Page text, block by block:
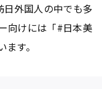
外国人の中でも多
向けには「#日本美
ます。